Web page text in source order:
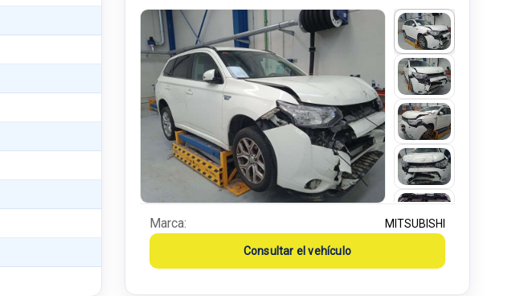
Marca: MITSUBISHI
Consultar el vehículo